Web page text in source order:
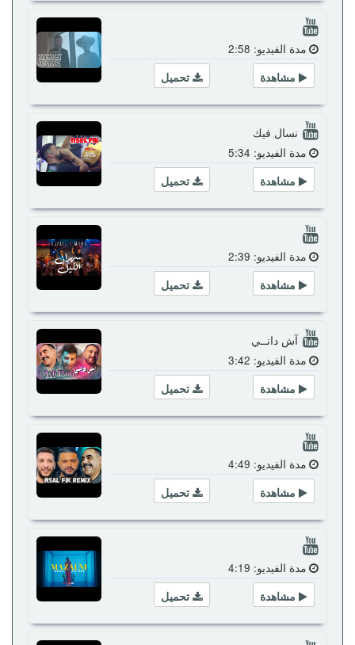
مدة الفيديو: 2:58
تحميل
مشاهدة
نسال فيك
مدة الفيديو: 5:34
تحميل
مشاهدة
مدة الفيديو: 2:39
تحميل
مشاهدة
آش دانــي
مدة الفيديو: 3:42
تحميل
مشاهدة
مدة الفيديو: 4:49
تحميل
مشاهدة
مدة الفيديو: 4:19
تحميل
مشاهدة